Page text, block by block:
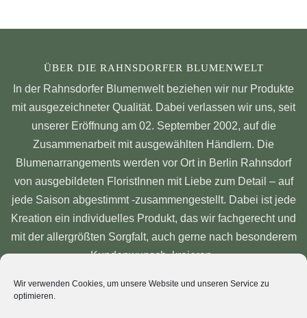
Wir verwenden Cookies, um unsere Website und unseren Service zu
optimieren.
ÜBER DIE RAHNSDORFER BLUMENWELT
In der Rahnsdorfer Blumenwelt beziehen wir nur Produkte
mit ausgezeichneter Qualität. Dabei verlassen wir uns, seit
unserer Eröffnung am 02. September 2002, auf die
Zusammenarbeit mit ausgewählten Händlern. Die
Blumenarrangements werden vor Ort in Berlin Rahnsdorf
von ausgebildeten FloristInnen mit Liebe zum Detail – auf
jede Saison abgestimmt -zusammengestellt. Dabei ist jede
Kreation ein individuelles Produkt, das wir fachgerecht und
mit der allergrößten Sorgfalt, auch gerne nach besonderem
Kundenwunsch, kreieren.
FOLGT UNS AUF